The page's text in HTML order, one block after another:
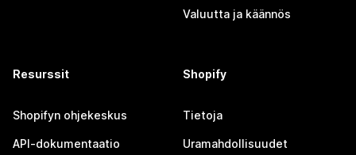
Valuutta ja käännös
Resurssit
Shopifyn ohjekeskus
API-dokumentaatio
Shopify
Tietoja
Uramahdollisuudet